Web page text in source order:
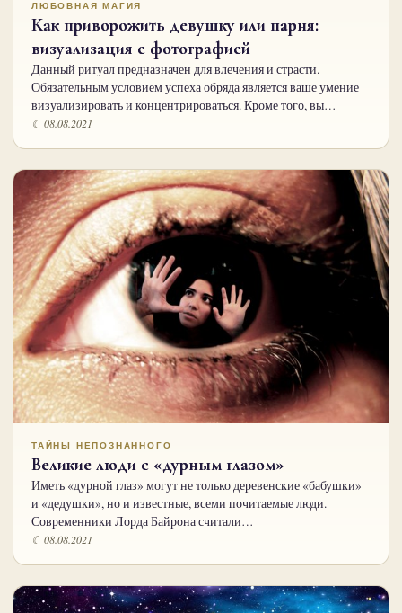
ЛЮБОВНАЯ МАГИЯ
Как приворожить девушку или парня:
визуализация с фотографией
Данный ритуал предназначен для влечения и страсти.
Обязательным условием успеха обряда является ваше умение
визуализировать и концентрироваться. Кроме того, вы…
☾ 08.08.2021
ТАЙНЫ НЕПОЗНАННОГО
Великие люди с «дурным глазом»
Иметь «дурной глаз» могут не только деревенские «бабушки»
и «дедушки», но и известные, всеми почитаемые люди.
Современники Лорда Байрона считали…
☾ 08.08.2021